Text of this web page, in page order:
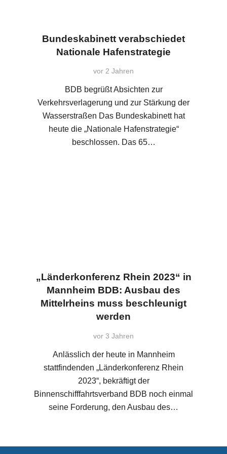
Bundeskabinett verabschiedet
Nationale Hafenstrategie
vor 2 Jahren
BDB begrüßt Absichten zur
Verkehrsverlagerung und zur Stärkung der
Wasserstraßen Das Bundeskabinett hat
heute die „Nationale Hafenstrategie“
beschlossen. Das 65…
„Länderkonferenz Rhein 2023“ in
Mannheim BDB: Ausbau des
Mittelrheins muss beschleunigt
werden
vor 3 Jahren
Anlässlich der heute in Mannheim
stattfindenden „Länderkonferenz Rhein
2023“, bekräftigt der
Binnenschifffahrtsverband BDB noch einmal
seine Forderung, den Ausbau des…